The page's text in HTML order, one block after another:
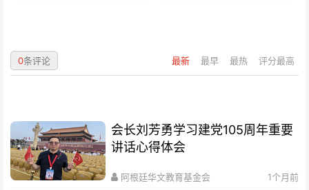
最新 最早 最热 评分最高
0条评论
会长刘芳勇学习建党105周年重要
讲话心得体会
阿根廷华文教育基金会 1个月前